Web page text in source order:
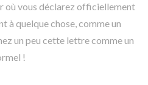
où vous déclarez officiellement
à quelque chose, comme un
un peu cette lettre comme un
!